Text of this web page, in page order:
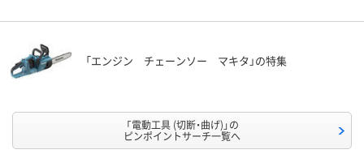
「エンジン チェーンソー マキタ」の特集
「電動工具 (切断・曲げ)」の
ピンポイントサーチ一覧へ